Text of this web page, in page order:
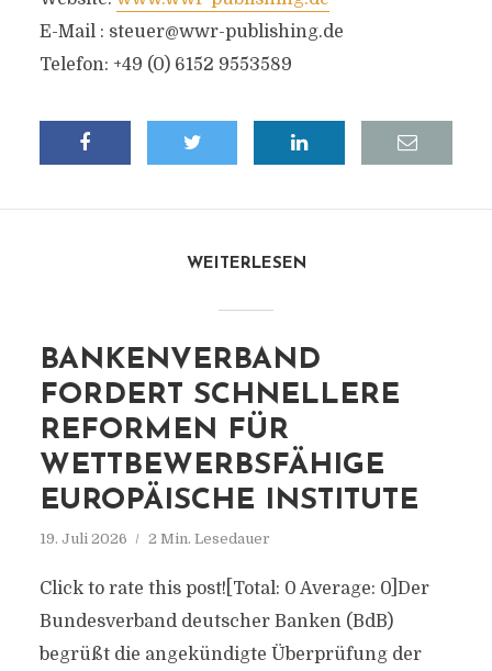
E-Mail : steuer@wwr-publishing.de
Telefon: +49 (0) 6152 9553589
WEITERLESEN
BANKENVERBAND
FORDERT SCHNELLERE
REFORMEN FÜR
WETTBEWERBSFÄHIGE
EUROPÄISCHE INSTITUTE
19. Juli 2026 2 Min. Lesedauer
Click to rate this post![Total: 0 Average: 0]Der
Bundesverband deutscher Banken (BdB)
begrüßt die angekündigte Überprüfung der